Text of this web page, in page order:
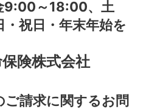
～18:00、土
祝日・年末年始を
険株式会社
ご請求に関するお問